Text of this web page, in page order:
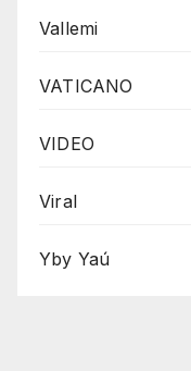
Vallemi
VATICANO
VIDEO
Viral
Yby Yaú